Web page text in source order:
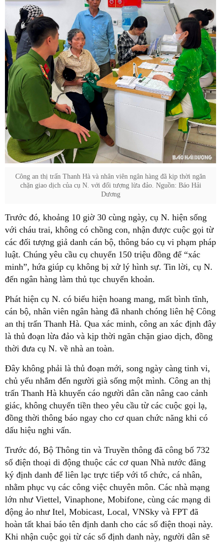
Công an thị trấn Thanh Hà và nhân viên ngân hàng đã kịp thời ngăn
chặn giao dịch của cụ N. với đối tượng lừa đảo. Nguồn: Báo Hải
Dương
Trước đó, khoảng 10 giờ 30 cùng ngày, cụ N. hiện sống
với cháu trai, không có chồng con, nhận được cuộc gọi từ
các đối tượng giả danh cán bộ, thông báo cụ vi phạm pháp
luật. Chúng yêu cầu cụ chuyển 150 triệu đồng để “xác
minh”, hứa giúp cụ không bị xử lý hình sự. Tin lời, cụ N.
đến ngân hàng làm thủ tục chuyển khoản.
Phát hiện cụ N. có biểu hiện hoang mang, mất bình tĩnh,
cán bộ, nhân viên ngân hàng đã nhanh chóng liên hệ Công
an thị trấn Thanh Hà. Qua xác minh, công an xác định đây
là thủ đoạn lừa đảo và kịp thời ngăn chặn giao dịch, đồng
thời đưa cụ N. về nhà an toàn.
Đây không phải là thủ đoạn mới, song ngày càng tinh vi,
chủ yếu nhắm đến người già sống một mình. Công an thị
trấn Thanh Hà khuyến cáo người dân cần nâng cao cảnh
giác, không chuyển tiền theo yêu cầu từ các cuộc gọi lạ,
đồng thời thông báo ngay cho cơ quan chức năng khi có
dấu hiệu nghi vấn.
Trước đó, Bộ Thông tin và Truyền thông đã công bố 732
số điện thoại di động thuộc các cơ quan Nhà nước đăng
ký định danh để liên lạc trực tiếp với tổ chức, cá nhân,
nhằm phục vụ các công việc chuyên môn. Các nhà mạng
lớn như Viettel, Vinaphone, Mobifone, cùng các mạng di
động ảo như Itel, Mobicast, Local, VNSky và FPT đã
hoàn tất khai báo tên định danh cho các số điện thoại này.
Khi nhận cuộc gọi từ các số định danh này, người dân sẽ